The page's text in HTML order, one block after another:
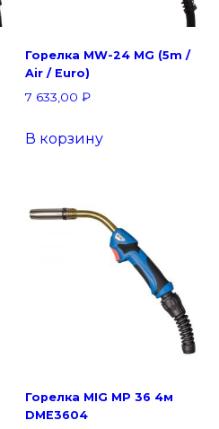
Горелка MW-24 MG (5m /
Air / Euro)
7 633,00₽
В корзину
Горелка MIG MP 36 4м
DME3604